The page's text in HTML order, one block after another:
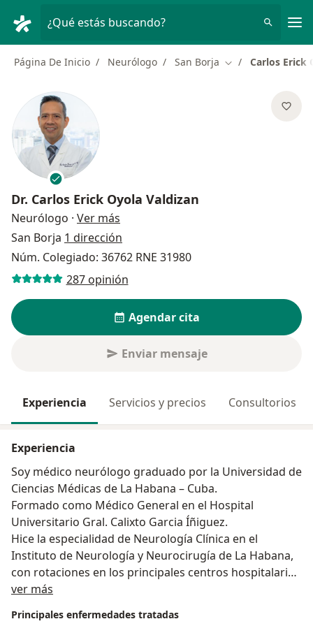
¿Qué estás buscando?
Página De Inicio Neurólogo San Borja Cambiar de ciudad
Carlos Erick
Dr. Carlos Erick Oyola Valdizan
Neurólogo · Ver más
San Borja 1 dirección
Núm. Colegiado: 36762 RNE 31980
287 opinión
Agendar cita
Enviar mensaje
Experiencia Servicios y precios Consultorios
Experiencia
Soy médico neurólogo graduado por la Universidad de
Ciencias Médicas de La Habana – Cuba.
Formado como Médico General en el Hospital
Universitario Gral. Calixto Garcia Íñiguez.
Hice la especialidad de Neurología Clínica en el
Instituto de Neurología y Neurocirugía de La Habana,
con rotaciones en los principales centros hospitalarios
de Cuba como el CIREN (Centro Internacional de
Ameijeiras.
ver más
Principales enfermedades tratadas